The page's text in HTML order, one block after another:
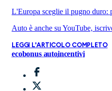
L'Europa sceglie il pugno duro:
Auto è anche su YouTube,
LEGGI L'ARTICOLO COMPLETO
ecobonus autoincentivi